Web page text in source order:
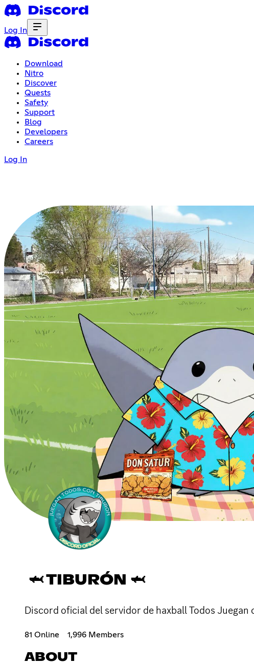
Log In
Download
Nitro
Discover
Quests
Safety
Support
Blog
Developers
Careers
Log In
🦈 TIBURÓN 🦈
Discord oficial del servidor de haxball Todos Juegan
81 Online 1,996 Members
ABOUT